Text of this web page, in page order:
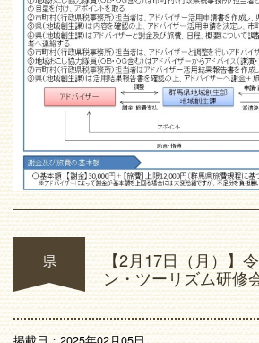
県 【2月17日（月）】
ン・ツーリズム研修